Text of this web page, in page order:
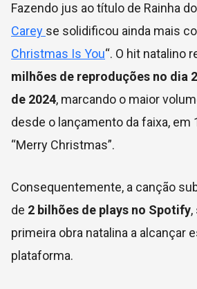
Fazendo jus ao título de Rainha
Carey se solidificou ainda mais
Christmas Is You“. O hit natalino
milhões de reproduções no dia
de 2024, marcando o maior
desde o lançamento da faixa, em
“Merry Christmas”.
Consequentemente, a canção
de 2 bilhões de plays no Spotify
primeira obra natalina a alcançar
plataforma.